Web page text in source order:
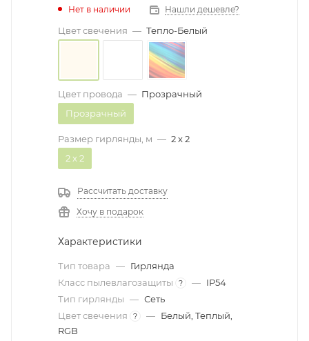
Нет в наличии Нашли дешевле?
Цвет свечения — Тепло-Белый
Цвет провода — Прозрачный
Прозрачный
Размер гирлянды, м — 2 x 2
2 x 2
Рассчитать доставку
Хочу в подарок
Характеристики
Тип товара — Гирлянда
Класс пылевлагозащиты
? — IP54
Тип гирлянды — Сеть
Цвет свечения
? — Белый, Теплый,
RGB